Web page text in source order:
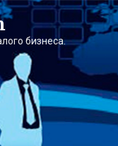
бизнеса.